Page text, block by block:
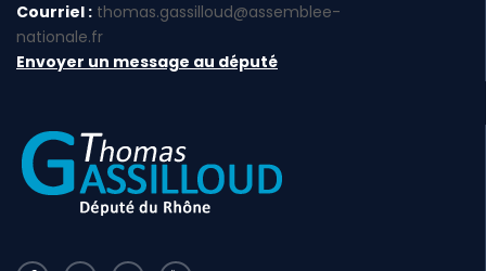
Courriel : thomas.gassilloud@assemblee-
nationale.fr
Envoyer un message au député